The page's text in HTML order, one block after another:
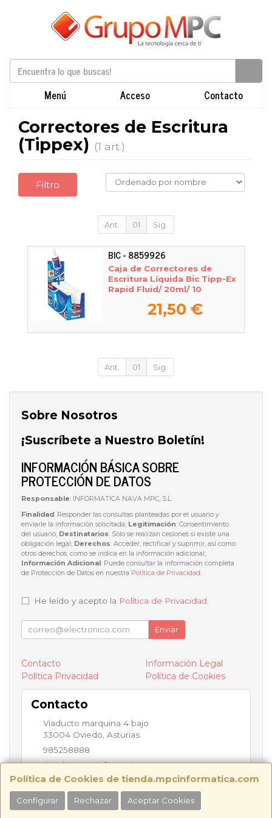
Menú Acceso Contacto
Correctores de Escritura
(Tippex) (1 art.)
Filtro
Ant. 01 Sig.
BIC - 8859926
Caja de Correctores de
Escritura Líquida Bic Tipp-Ex
Rapid Fluid/ 20ml/ 10
21,50 €
Ant. 01 Sig.
Política de Cookies de tienda.mpcinformatica.com
Configurar Rechazar Aceptar Cookies
Sobre Nosotros
¡Suscríbete a Nuestro Boletín!
INFORMACIÓN BÁSICA SOBRE
PROTECCIÓN DE DATOS
Responsable: INFORMATICA NAVA MPC, S.L.
Finalidad: Responder las consultas planteadas por el usuario y
enviarle la información solicitada; Legitimación: Consentimiento
del usuario; Destinatarios: Solo se realizan cesiones si existe una
obligación legal; Derechos: Acceder, rectificar y suprimir, así como
otros derechos, como se indica en la información adicional;
Información Adicional : Puede consultar la información completa
de Protección de Datos en nuestra Política de Privacidad.
He leído y acepto la Política de Privacidad
Enviar
Contacto
Información Legal
Política Privacidad
Política de Cookies
Contacto
Viaducto marquina 4 bajo
33004 Oviedo Asturias
985258888
tienda@mpcinformatica.com
Horario